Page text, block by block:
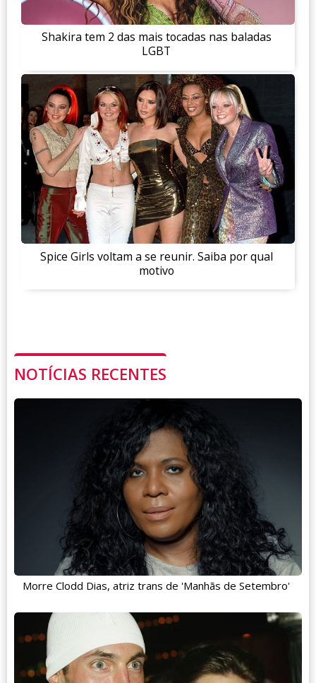
Shakira tem 2 das mais tocadas nas baladas
LGBT
Spice Girls voltam a se reunir. Saiba por qual
motivo
NOTÍCIAS RECENTES
Morre Clodd Dias, atriz trans de 'Manhãs de Setembro'